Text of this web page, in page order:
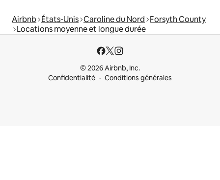
Airbnb États-Unis Caroline du Nord Forsyth County
Locations moyenne et longue durée
© 2026 Airbnb, Inc.
Confidentialité
Conditions générales